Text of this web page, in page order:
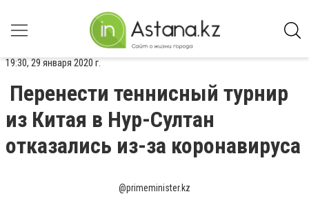
19:30, 29 января 2020 г.
Перенести теннисный турнир
из Китая в Нур-Султан
отказались из-за коронавируса
@primeminister.kz